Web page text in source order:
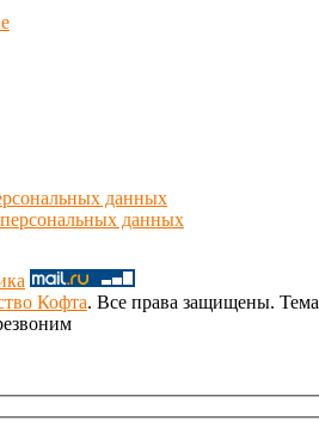
данных
данных
Кофта. Все права защищены. Тема